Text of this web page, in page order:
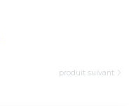
produit suivant